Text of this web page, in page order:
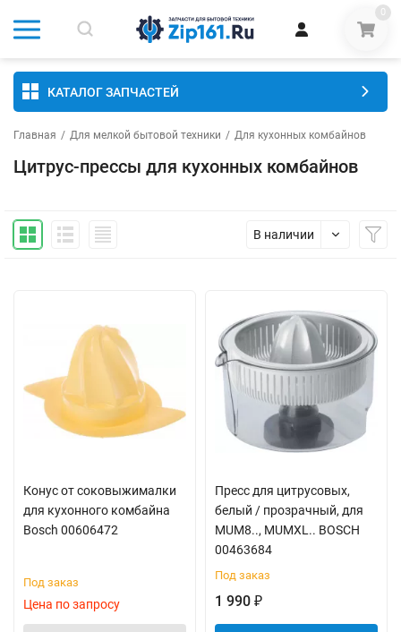
0
КАТАЛОГ ЗАПЧАСТЕЙ
Главная / Для мелкой бытовой техники / Для кухонных комбайнов
Цитрус-прессы для кухонных комбайнов
В наличии
Конус от соковыжималки
для кухонного комбайна
Bosch 00606472
Под заказ
Цена по запросу
Пресс для цитрусовых,
белый / прозрачный, для
MUM8.., MUMXL.. BOSCH
00463684
Под заказ
1 990 ₽